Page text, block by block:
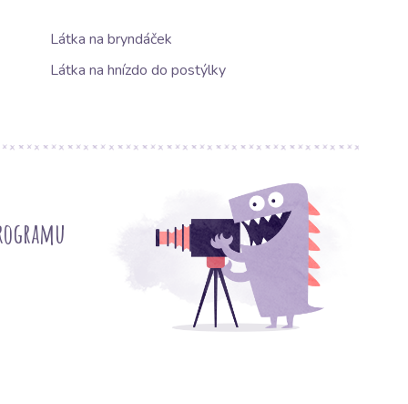
Látka na bryndáček
Látka na hnízdo do postýlky